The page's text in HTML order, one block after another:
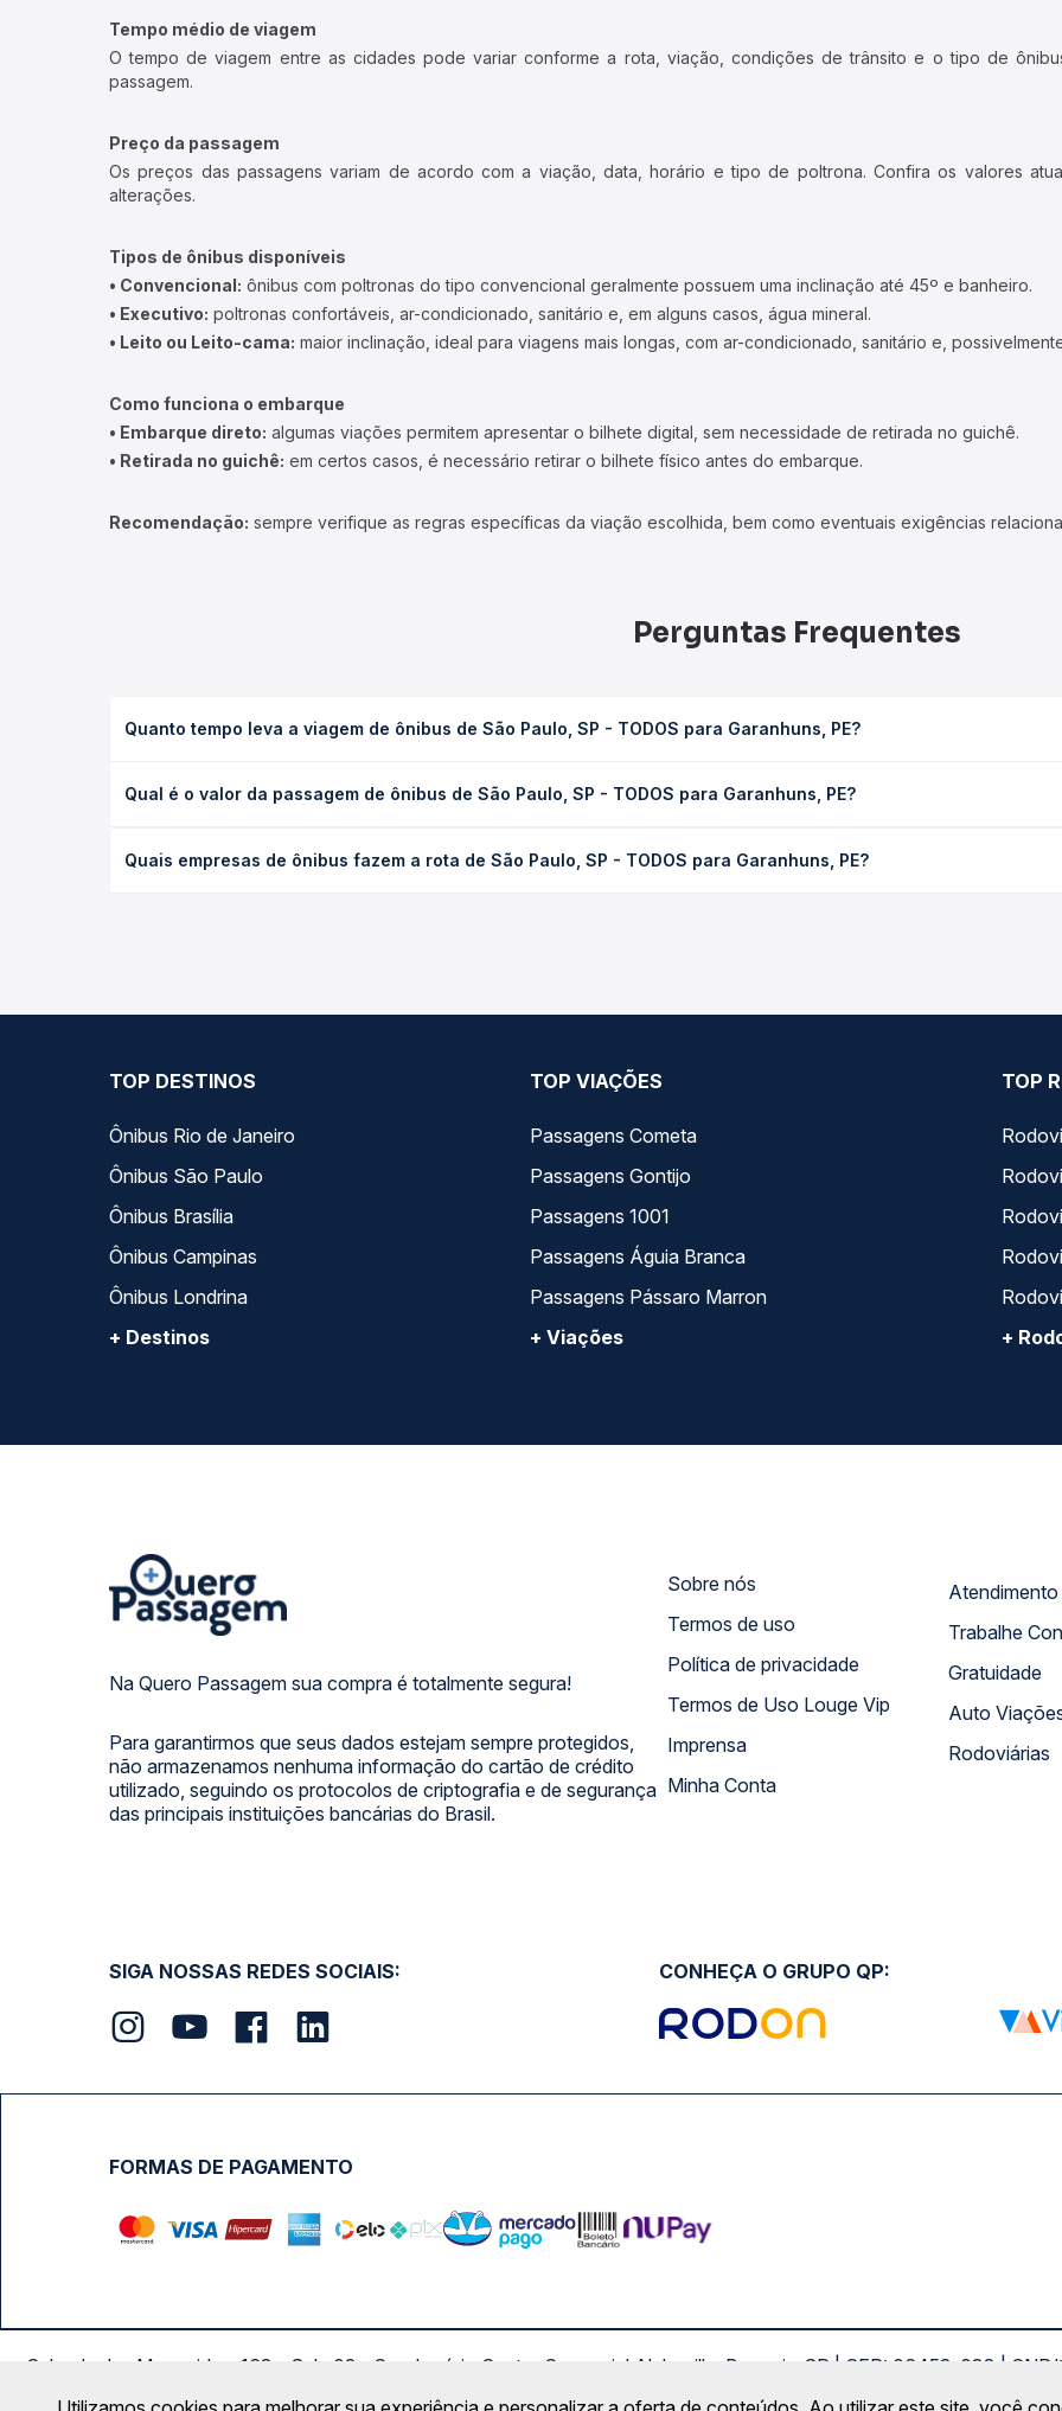
Tempo médio de viagem
O tempo de viagem entre as cidades pode variar conforme a rota, viação, condições de trânsito e o tipo de
passagem.
Preço da passagem
Os preços das passagens variam de acordo com a viação, data, horário e tipo de poltrona. Confira os valores
alterações.
Tipos de ônibus disponíveis
• Convencional: ônibus com poltronas do tipo convencional geralmente possuem uma inclinação até 45º e banheiro.
• Executivo: poltronas confortáveis, ar-condicionado, sanitário e, em alguns casos, água mineral.
• Leito ou Leito-cama: maior inclinação, ideal para viagens mais longas, com ar-condicionado, sanitário e,
Como funciona o embarque
• Embarque direto: algumas viações permitem apresentar o bilhete digital, sem necessidade de retirada no guichê.
• Retirada no guichê: em certos casos, é necessário retirar o bilhete físico antes do embarque.
Recomendação: sempre verifique as regras específicas da viação escolhida, bem como eventuais exigências
Perguntas Frequentes
Quanto tempo leva a viagem de ônibus de São Paulo, SP - TODOS para Garanhuns, PE?
executivo ou leito) e as condições de tráfego. Na Quero Passagem você consulta os horários disponíveis e vê a
Qual é o valor da passagem de ônibus de São Paulo, SP - TODOS para Garanhuns, PE?
poltrona e a antecedência da compra. Na Quero Passagem você compara os preços de todas as viações em tempo
Quais empresas de ônibus fazem a rota de São Paulo, SP - TODOS para Garanhuns, PE?
TOP DESTINOS
Ônibus Rio de Janeiro
Ônibus São Paulo
Ônibus Brasília
Ônibus Campinas
Ônibus Londrina
+ Destinos
TOP VIAÇÕES
Passagens Cometa
Passagens Gontijo
Passagens 1001
Passagens Águia Branca
Passagens Pássaro Marron
+ Viações
TOP
+
Na Quero Passagem sua compra é totalmente segura!
Para garantirmos que seus dados estejam sempre protegidos,
não armazenamos nenhuma informação do cartão de crédito
utilizado, seguindo os protocolos de criptografia e de segurança
das principais instituições bancárias do Brasil.
Sobre nós
Termos de uso
Política de privacidade
Termos de Uso Louge Vip
Imprensa
Minha Conta
Trabalhe
Gratuidade
Auto
Rodoviárias
SIGA NOSSAS REDES SOCIAIS: CONHEÇA O GRUPO QP:
FORMAS DE PAGAMENTO
Calçada das Margaridas, 163 - Sala 02 - Condomínio Centro Comercial Alphaville, Barueri - SP | CEP: 06453-038 |
Copyright 2026 © QueroPassagem.com.br